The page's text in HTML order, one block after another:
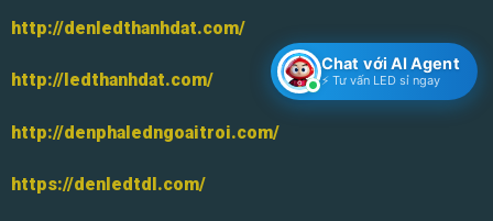
http://denledthanhdat.com/
http://ledthanhdat.com/
http://denphaledngoaitroi.com/
https://denledtdl.com/
Chat với AI Agent
⚡ Tư vấn LED sỉ ngay